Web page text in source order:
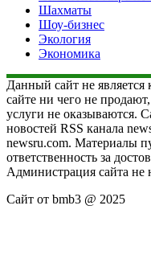
Шахматы
Шоу-бизнес
Экология
Экономика
Данный сайт не
сайте ни чего не
услуги не оказываются.
новостей RSS канала
newsru.com. Материалы
ответственность за
Администрация сайта не
Сайт от bmb3 @ 2025